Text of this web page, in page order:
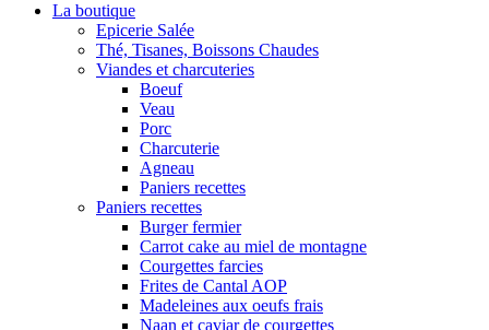
La boutique
Epicerie Salée
Thé, Tisanes, Boissons Chaudes
Viandes et charcuteries
Boeuf
Veau
Porc
Charcuterie
Agneau
Paniers recettes
Paniers recettes
Burger fermier
Carrot cake au miel de montagne
Courgettes farcies
Frites de Cantal AOP
Madeleines aux oeufs frais
Naan et caviar de courgettes